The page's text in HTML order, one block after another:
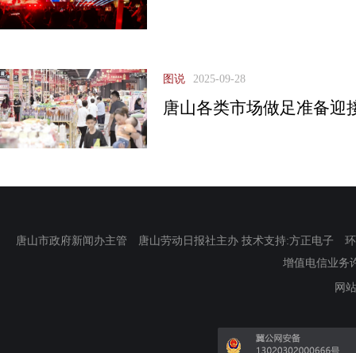
图说 2025-09-28
唐山各类市场做足准备迎
唐山市政府新闻办主管 唐山劳动日报社主办 技术支持:方正电子
增值电信业务
网